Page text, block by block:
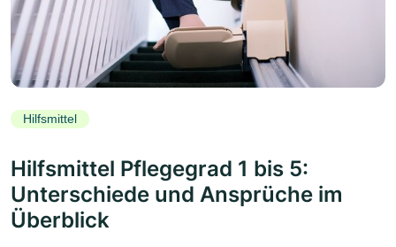
Hilfsmittel
Hilfsmittel Pflegegrad 1 bis 5:
Unterschiede und Ansprüche im
Überblick